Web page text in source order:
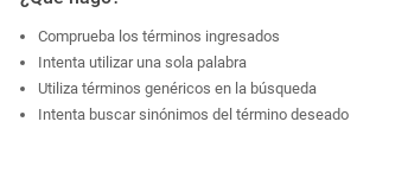
Comprueba los términos ingresados
Intenta utilizar una sola palabra
Utiliza términos genéricos en la búsqueda
Intenta buscar sinónimos del término deseado